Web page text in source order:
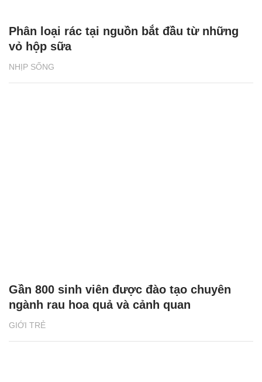
NHỊP SỐNG
Phân loại rác tại nguồn bắt đầu từ những
vỏ hộp sữa
GIỚI TRẺ
Gần 800 sinh viên được đào tạo chuyên
ngành rau hoa quả và cảnh quan